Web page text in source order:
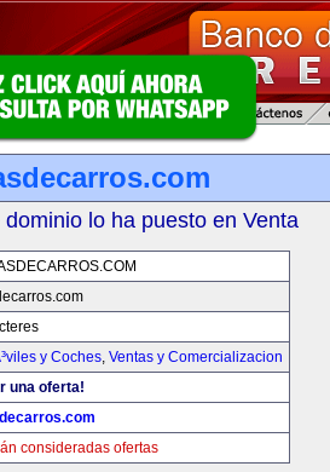
lo ha puesto en Venta
y Coches, Ventas y Comercializacion
una oferta!
consideradas ofertas